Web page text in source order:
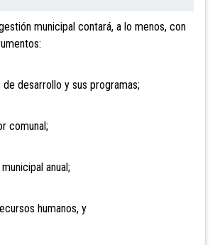
municipal contará, a lo menos, con
desarrollo y sus programas;
comunal;
anual;
humanos, y